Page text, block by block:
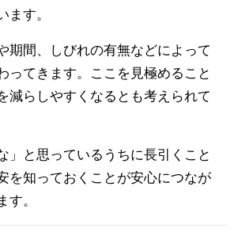
ます。
期間、しびれの有無などによって
ってきます。ここを見極めること
減らしやすくなるとも考えられて
」と思っているうちに長引くこと
を知っておくことが安心につなが
す。